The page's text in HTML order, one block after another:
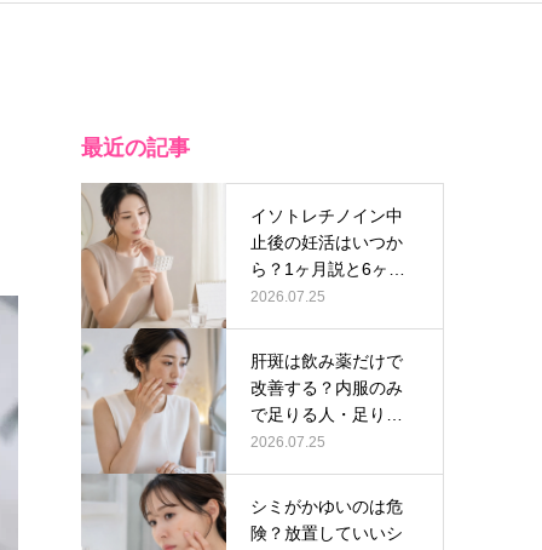
最近の記事
イソトレチノイン中
止後の妊活はいつか
ら？1ヶ月説と6ヶ月
説の根拠の…
2026.07.25
肝斑は飲み薬だけで
改善する？内服のみ
で足りる人・足りな
い人の判断軸…
2026.07.25
シミがかゆいのは危
険？放置していいシ